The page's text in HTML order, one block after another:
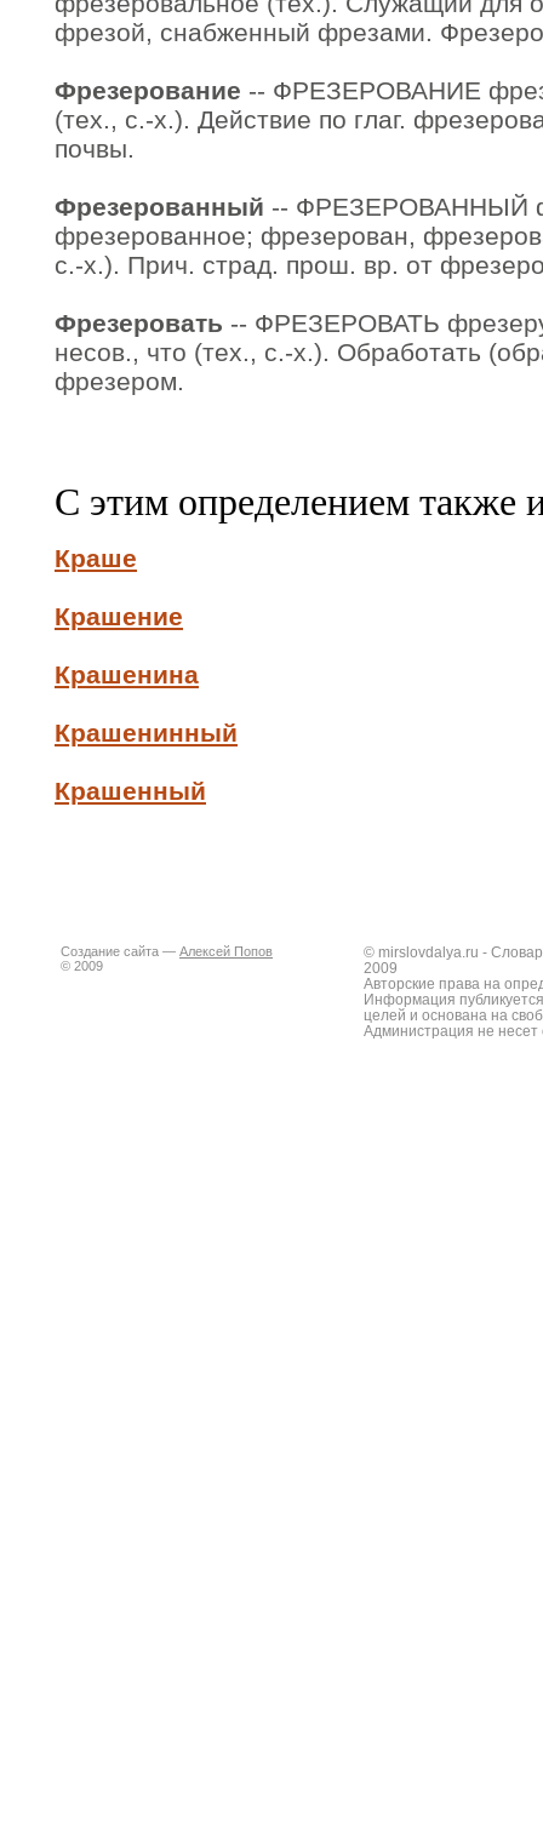
фрезой, снабженный фрезами.
Фрезерование -- ФРЕЗЕРОВАНИЕ
(тех., с.-х.). Действие по глаг.
почвы.
Фрезерованный -- ФРЕЗЕРОВАННЫЙ
фрезерованное; фрезерован,
с.-х.). Прич. страд. прош. вр. от
Фрезеровать -- ФРЕЗЕРОВАТЬ
несов., что (тех., с.-х.). Обработать
фрезером.
С этим определением также
Краше
Крашение
Крашенина
Крашенинный
Крашенный
Создание сайта — Алексей Попов
© 2009
© mirslovdalya.ru -
2009
Авторские права на
Информация
целей и основана на
Администрация не несет